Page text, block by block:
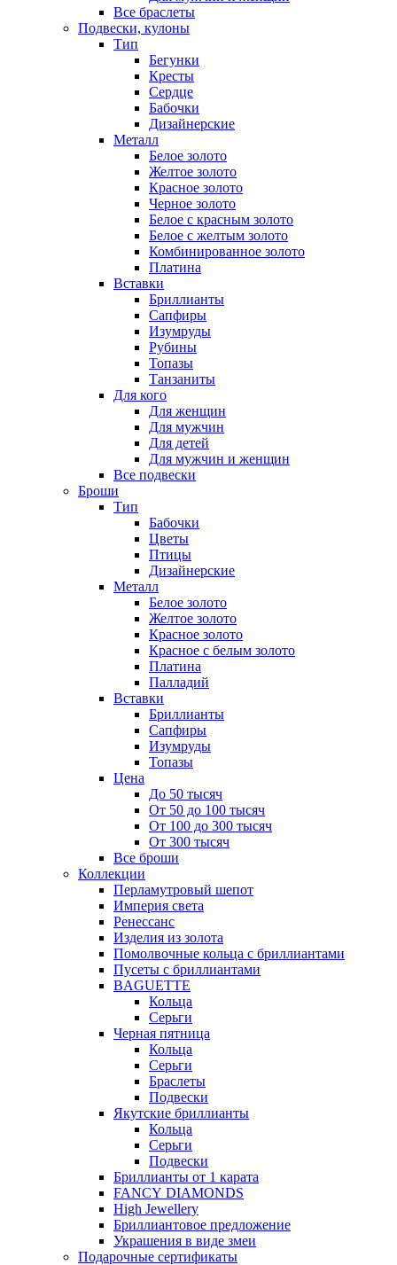
Все браслеты
Подвески, кулоны
Тип
Бегунки
Кресты
Сердце
Бабочки
Дизайнерские
Металл
Белое золото
Желтое золото
Красное золото
Черное золото
Белое с красным золото
Белое с желтым золото
Комбинированное золото
Платина
Вставки
Бриллианты
Сапфиры
Изумруды
Рубины
Топазы
Танзаниты
Для кого
Для женщин
Для мужчин
Для детей
Для мужчин и женщин
Все подвески
Броши
Тип
Бабочки
Цветы
Птицы
Дизайнерские
Металл
Белое золото
Желтое золото
Красное золото
Красное с белым золото
Платина
Палладий
Вставки
Бриллианты
Сапфиры
Изумруды
Топазы
Цена
До 50 тысяч
От 50 до 100 тысяч
От 100 до 300 тысяч
От 300 тысяч
Все броши
Коллекции
Перламутровый шепот
Империя света
Ренессанс
Изделия из золота
Помолвочные кольца с бриллиантами
Пусеты с бриллиантами
BAGUETTE
Кольца
Серьги
Черная пятница
Кольца
Серьги
Браслеты
Подвески
Якутские бриллианты
Кольца
Серьги
Подвески
Бриллианты от 1 карата
FANCY DIAMONDS
High Jewellery
Бриллиантовое предложение
Украшения в виде змеи
Подарочные сертификаты